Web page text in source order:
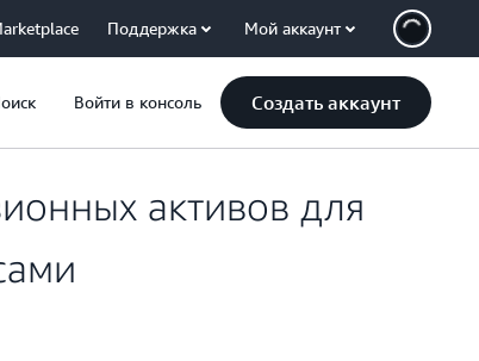
Поддержка Мой аккаунт
Войти в консоль Создать аккаунт
активов для